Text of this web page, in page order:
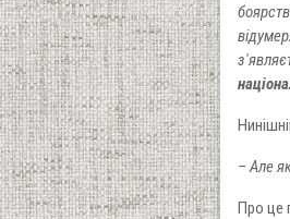
– Але
Про це